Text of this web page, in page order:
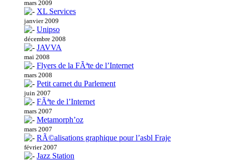
mars 2009
XL Services
janvier 2009
Unipso
décembre 2008
JAVVA
mai 2008
Flyers de la FÃªte de l’Internet
mars 2008
Petit carnet du Parlement
juin 2007
FÃªte de l’Internet
mars 2007
Metamorph’oz
mars 2007
RÃ©alisations graphique pour l’asbl Fraje
février 2007
Jazz Station